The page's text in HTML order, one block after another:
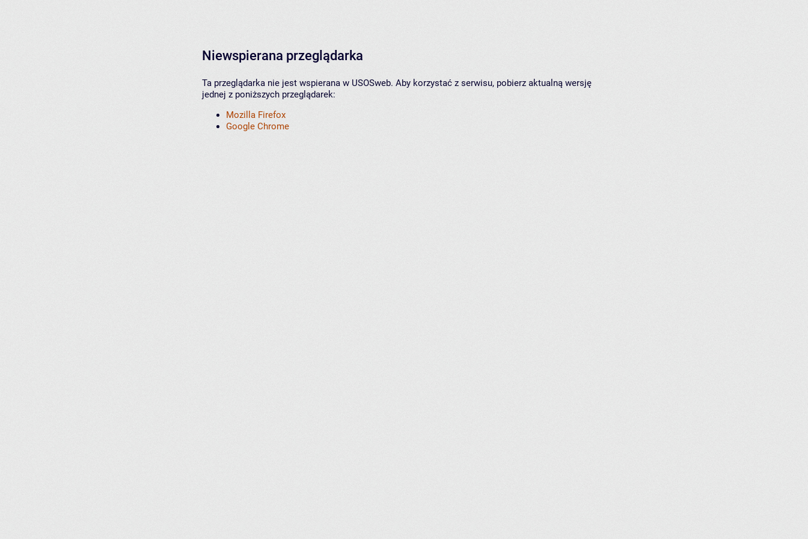
Niewspierana przeglądarka
Ta przeglądarka nie jest wspierana w USOSweb. Aby korzystać z serwisu, pobierz aktualną wersję
jednej z poniższych przeglądarek:
Mozilla Firefox
Google Chrome